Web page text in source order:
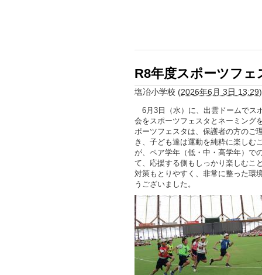
R8年度スポーツフ
塩冶小学校 (2026年6月 3日 13:29)
6月3日（水）に、出雲ドームでス
会をスポーツフェスタとネーミング
ポーツフェスタは、保護者の方のご
き、子ども達は運動を純粋に楽しむ
が、ペア学年（低・中・高学年）で
て、応援する側もしっかり楽しむこ
対策もとりやすく、非常に整った環
うございました。